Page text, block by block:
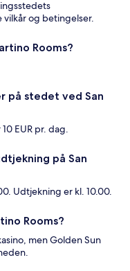
og betingelser.
Rooms?
på stedet ved San
EUR pr. dag.
på San
Udtjekning er kl. 10.00.
Rooms?
men Golden Sun